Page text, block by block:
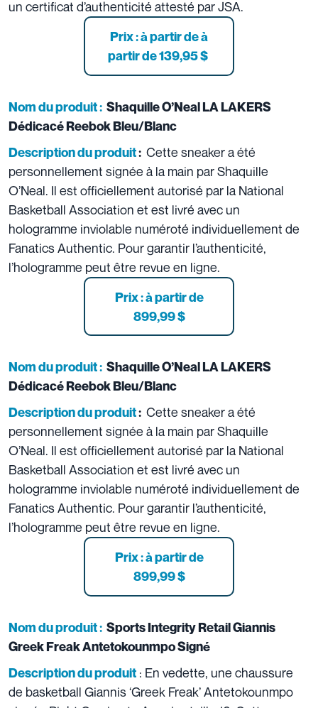
un certificat d’authenticité attesté par JSA.
Prix : à partir de à
partir de 139,95 $
Nom du produit : Shaquille O’Neal LA LAKERS
Dédicacé Reebok Bleu/Blanc
Description du produit: Cette sneaker a été
personnellement signée à la main par Shaquille
O’Neal. Il est officiellement autorisé par la National
Basketball Association et est livré avec un
hologramme inviolable numéroté individuellement de
Fanatics Authentic. Pour garantir l’authenticité,
l’hologramme peut être revue en ligne.
Prix :à partir de
899,99 $
Nom du produit : Shaquille O’Neal LA LAKERS
Dédicacé Reebok Bleu/Blanc
Description du produit: Cette sneaker a été
personnellement signée à la main par Shaquille
O’Neal. Il est officiellement autorisé par la National
Basketball Association et est livré avec un
hologramme inviolable numéroté individuellement de
Fanatics Authentic. Pour garantir l’authenticité,
l’hologramme peut être revue en ligne.
Prix :à partir de
899,99 $
Nom du produit : Sports Integrity Retail Giannis
Greek Freak Antetokounmpo Signé
Description du produit : En vedette, une chaussure
de basketball Giannis ‘Greek Freak’ Antetokounmpo